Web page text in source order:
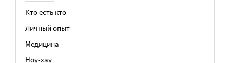
Кто есть кто
Личный опыт
Медицина
Ноу-хау